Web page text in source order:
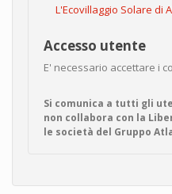
L'Ecovillaggio Solare di
Accesso utente
E' necessario accettare i
Si comunica a tutti gli
non collabora con la
le società del Gruppo